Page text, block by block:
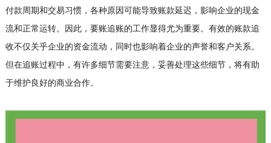
付款周期和交易习惯，各种原因可能导致账款延迟，影响企业的现金
流和正常运转。因此，要账追账的工作显得尤为重要。有效的账款追
收不仅关乎企业的资金流动，同时也影响着企业的声誉和客户关系。
但在追账过程中，有许多细节需要注意，妥善处理这些细节，将有助
于维护良好的商业合作。